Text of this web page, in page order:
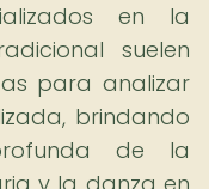
en la
suelen
para analizar
brindando
de la